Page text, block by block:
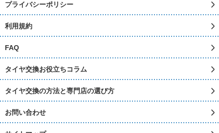
プライバシーポリシー
利用規約
FAQ
タイヤ交換お役立ちコラム
タイヤ交換の方法と専門店の選び方
お問い合わせ